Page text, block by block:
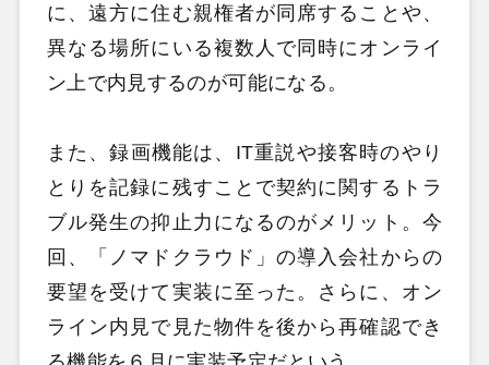
に、遠方に住む親権者が同席することや、
異なる場所にいる複数人で同時にオンライ
ン上で内見するのが可能になる。
また、録画機能は、IT重説や接客時のやり
とりを記録に残すことで契約に関するトラ
ブル発生の抑止力になるのがメリット。今
回、「ノマドクラウド」の導入会社からの
要望を受けて実装に至った。さらに、オン
ライン内見で見た物件を後から再確認でき